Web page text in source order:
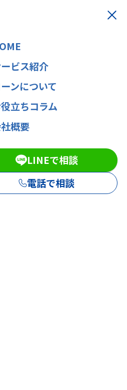
ビス紹介
ンについて
立ちコラム
概要
LINEで相談
電話で相談
い人の為のロー
い人の特徴も解
2026年7月30日
査に落ちてしまった…」
く、どこも貸してくれ
ではないでしょうか。